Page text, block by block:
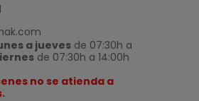
a jueves de 07:30h a
de 07:30h a 14:00h
no se atienda a